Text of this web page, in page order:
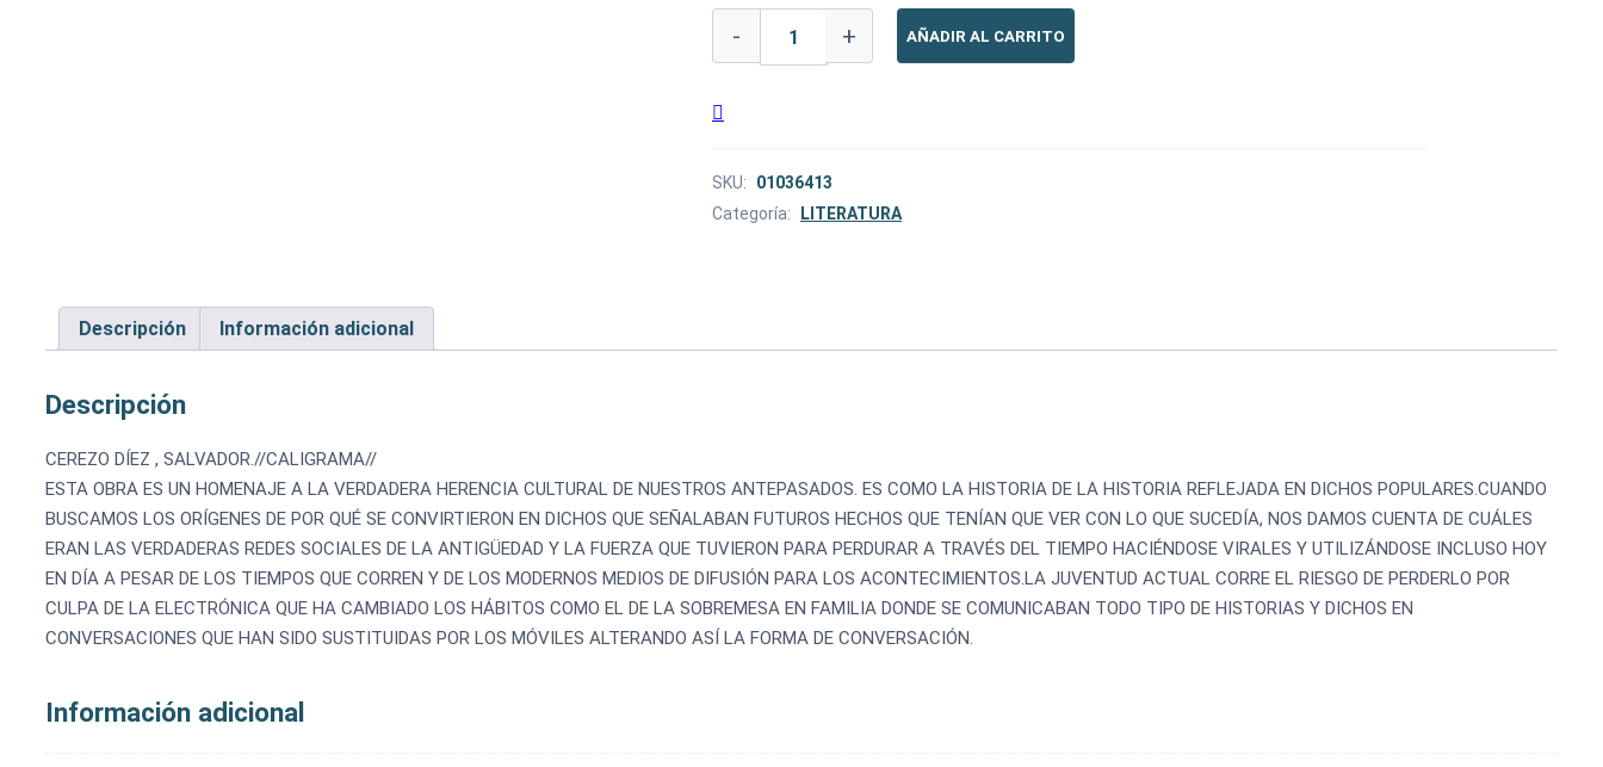
- + AÑADIR AL CARRITO
SKU:
01036413
Categoría:
LITERATURA
Descripción Información adicional
Descripción
CEREZO DÍEZ , SALVADOR.//CALIGRAMA//
ESTA OBRA ES UN HOMENAJE A LA VERDADERA HERENCIA CULTURAL DE NUESTROS ANTEPASADOS. ES COMO LA HISTORIA DE LA HISTORIA REFLEJADA EN DICHOS POPULARES.CUANDO
BUSCAMOS LOS ORÍGENES DE POR QUÉ SE CONVIRTIERON EN DICHOS QUE SEÑALABAN FUTUROS HECHOS QUE TENÍAN QUE VER CON LO QUE SUCEDÍA, NOS DAMOS CUENTA DE CUÁLES
ERAN LAS VERDADERAS REDES SOCIALES DE LA ANTIGÜEDAD Y LA FUERZA QUE TUVIERON PARA PERDURAR A TRAVÉS DEL TIEMPO HACIÉNDOSE VIRALES Y UTILIZÁNDOSE INCLUSO HOY
EN DÍA A PESAR DE LOS TIEMPOS QUE CORREN Y DE LOS MODERNOS MEDIOS DE DIFUSIÓN PARA LOS ACONTECIMIENTOS.LA JUVENTUD ACTUAL CORRE EL RIESGO DE PERDERLO POR
CULPA DE LA ELECTRÓNICA QUE HA CAMBIADO LOS HÁBITOS COMO EL DE LA SOBREMESA EN FAMILIA DONDE SE COMUNICABAN TODO TIPO DE HISTORIAS Y DICHOS EN
CONVERSACIONES QUE HAN SIDO SUSTITUIDAS POR LOS MÓVILES ALTERANDO ASÍ LA FORMA DE CONVERSACIÓN.
Información adicional